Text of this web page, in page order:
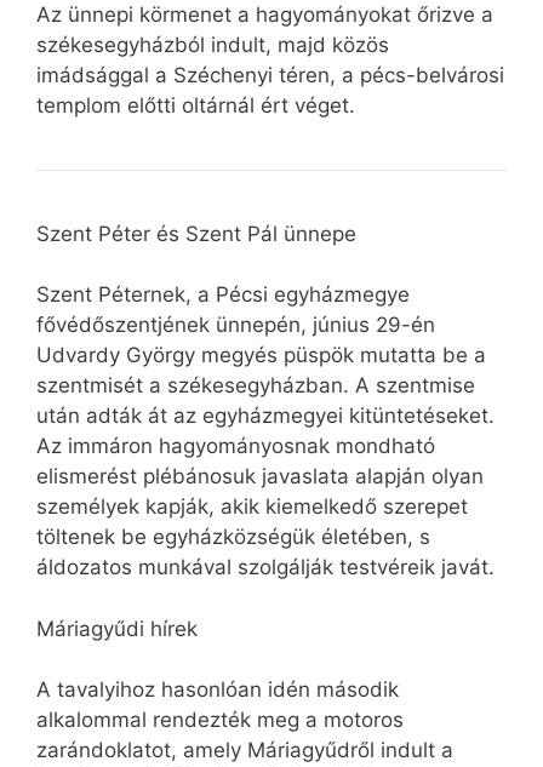
Az ünnepi körmenet a hagyományokat őrizve a
székesegyházból indult, majd közös
imádsággal a Széchenyi téren, a pécs-belvárosi
templom előtti oltárnál ért véget.
Szent Péter és Szent Pál ünnepe
Szent Péternek, a Pécsi egyházmegye
fővédőszentjének ünnepén, június 29-én
Udvardy György megyés püspök mutatta be a
szentmisét a székesegyházban. A szentmise
után adták át az egyházmegyei kitüntetéseket.
Az immáron hagyományosnak mondható
elismerést plébánosuk javaslata alapján olyan
személyek kapják, akik kiemelkedő szerepet
töltenek be egyházközségük életében, s
áldozatos munkával szolgálják testvéreik javát.
Máriagyűdi hírek
A tavalyihoz hasonlóan idén második
alkalommal rendezték meg a motoros
zarándoklatot, amely Máriagyűdről indult a